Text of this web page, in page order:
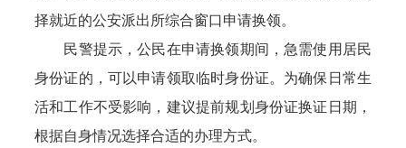
择就近的公安派出所综合窗口申请换领。
民警提示，公民在申请换领期间，急需使用居民
身份证的，可以申请领取临时身份证。为确保日常生
活和工作不受影响，建议提前规划身份证换证日期，
根据自身情况选择合适的办理方式。